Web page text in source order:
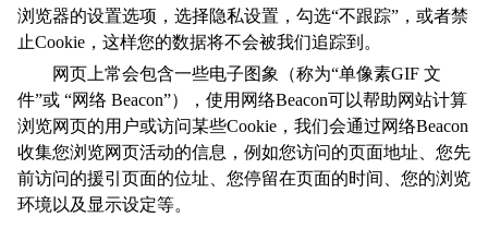
浏览器的设置选项，选择隐私设置，勾选“不跟踪”，或者禁
止Cookie，这样您的数据将不会被我们追踪到。
网页上常会包含一些电子图象（称为“单像素GIF 文
件”或 “网络 Beacon”），使用网络Beacon可以帮助网站计算
浏览网页的用户或访问某些Cookie，我们会通过网络Beacon
收集您浏览网页活动的信息，例如您访问的页面地址、您先
前访问的援引页面的位址、您停留在页面的时间、您的浏览
环境以及显示设定等。